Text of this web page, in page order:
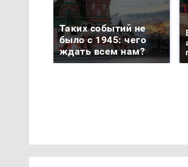
Таких событий не
было с 1945: чего
ждать всем нам?